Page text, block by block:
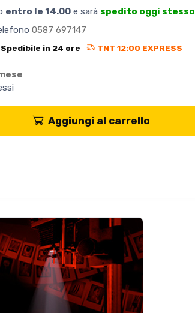
entro le 14.00 e sarà spedito oggi stesso
0587 697147
Spedibile in 24 ore TNT 12:00 EXPRESS
Aggiungi al carrello